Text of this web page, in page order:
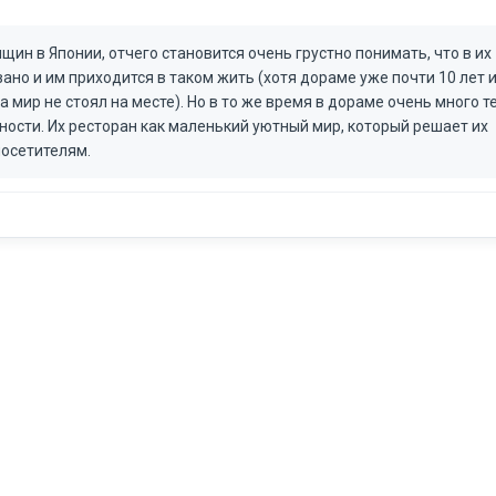
в Японии, отчего становится очень грустно понимать, что в их
и им приходится в таком жить (хотя дораме уже почти 10 лет
мир не стоял на месте). Но в то же время в дораме очень много
Их ресторан как маленький уютный мир, который решает их